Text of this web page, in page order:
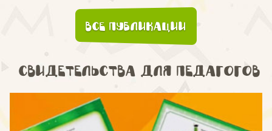
Все публикации
Свидетельства для педагогов